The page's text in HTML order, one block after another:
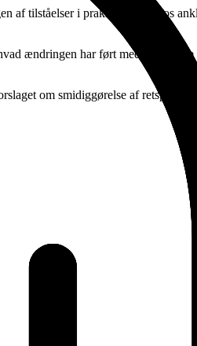
af tilståelser i praksis – både hos
ændringen har ført med sig –
om smidiggørelse af retsplejen.